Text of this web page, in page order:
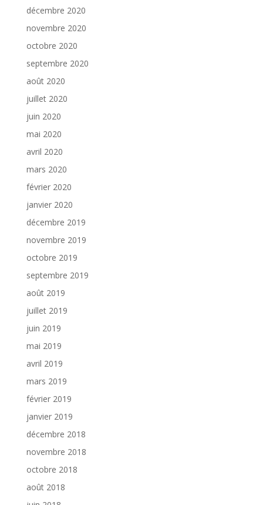
décembre 2020
novembre 2020
octobre 2020
septembre 2020
août 2020
juillet 2020
juin 2020
mai 2020
avril 2020
mars 2020
février 2020
janvier 2020
décembre 2019
novembre 2019
octobre 2019
septembre 2019
août 2019
juillet 2019
juin 2019
mai 2019
avril 2019
mars 2019
février 2019
janvier 2019
décembre 2018
novembre 2018
octobre 2018
août 2018